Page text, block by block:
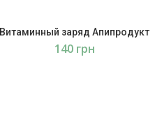
Витаминный заряд Апипродукт
грн